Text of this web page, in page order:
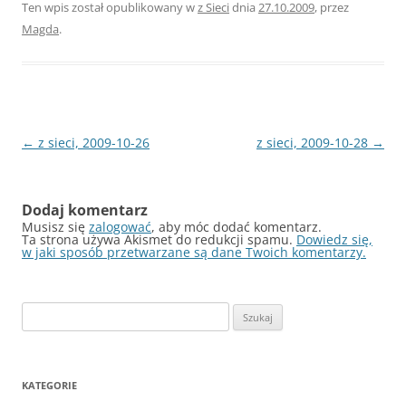
Ten wpis został opublikowany wz Siecidnia 27.10.2009, przez
Magda.
Nawigacja
← z sieci, 2009-10-26 z sieci, 2009-10-28 →
Dodaj komentarz
Musisz się zalogować, aby móc dodać komentarz.
Ta strona używa Akismet do redukcji spamu. Dowiedz się,
w jaki sposób przetwarzane są dane Twoich komentarzy.
KATEGORIE